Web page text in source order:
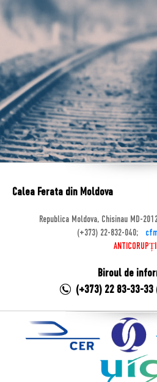
Calea Ferata din Moldova
Republica Moldova, Chisinau MD-
(+373) 22-832-040;
Biroul de
(+373) 22 83-33-33